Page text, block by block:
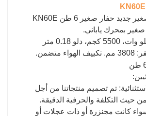
KAISNA حفار صغير جديد حفار صغير 6 طن KN60E
بمحرك ياباني.
KN60E: 36.4 كيلو وات، 5500 كجم، دلو 0.18 متر
تم تصميم منتجاتنا من أجل
من حيث التكلفة والحرفية الدقيقة.
كانت مجنزرة أو ذات عجلات أو